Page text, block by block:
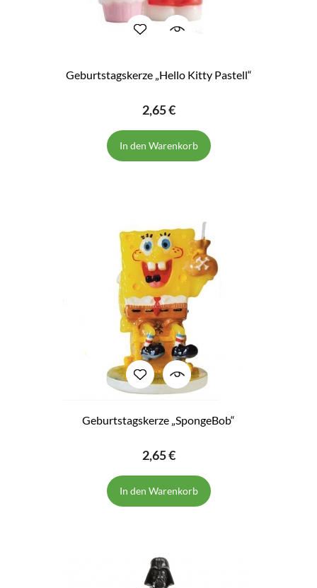
Geburtstagskerze „Hello Kitty Pastell“
2,65 €
In den Warenkorb
Geburtstagskerze „SpongeBob“
2,65 €
In den Warenkorb